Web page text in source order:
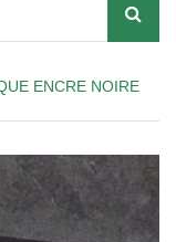
ENCRE NOIRE